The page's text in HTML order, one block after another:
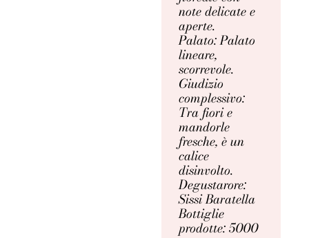
note delicate e
aperte.
Palato: Palato
lineare,
scorrevole.
Giudizio
complessivo:
Tra fiori e
mandorle
fresche, è un
calice
disinvolto.
Degustarore:
Sissi Baratella
Bottiglie
prodotte: 5000